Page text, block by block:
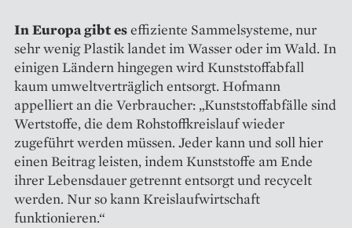
In Europa gibt eseffiziente Sammelsysteme, nur
sehr wenig Plastik landet im Wasser oder im Wald. In
einigen Ländern hingegen wird Kunststoffabfall
kaum umwelt­verträglich entsorgt. Hofmann
appelliert an die Verbraucher: „Kunststoffabfälle sind
Wertstoffe, die dem Rohstoffkreislauf wieder
zugeführt werden müssen. Jeder kann und soll hier
einen Beitrag leisten, indem Kunststoffe am Ende
ihrer Lebensdauer getrennt entsorgt und recycelt
werden. Nur so kann Kreislaufwirtschaft
funktionieren.“